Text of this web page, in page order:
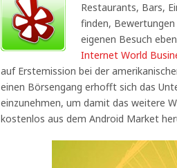
Restaurants, Bars,
finden,
eigenen Besuch
Internet World
auf Erstemission bei der
einen Börsengang erhofft sich das
einzunehmen, um damit das weitere
kostenlos aus dem Android Market